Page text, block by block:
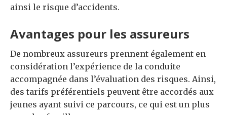
ainsi le risque d’accidents.
Avantages pour les assureurs
De nombreux assureurs prennent également en
considération l’expérience de la conduite
accompagnée dans l’évaluation des risques. Ainsi,
des tarifs préférentiels peuvent être accordés aux
jeunes ayant suivi ce parcours, ce qui est un plus